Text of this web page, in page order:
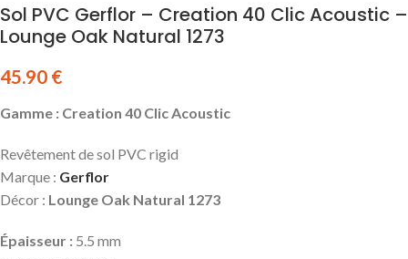
Sol PVC Gerflor – Creation 40 Clic Acoustic –
Lounge Oak Natural 1273
45.90 €
Gamme : Creation 40 Clic Acoustic
Revêtement de sol PVC rigid
Marque : Gerflor
Décor : Lounge Oak Natural 1273
Épaisseur : 5.5 mm